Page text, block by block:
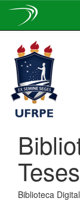
navigation
Biblioteca